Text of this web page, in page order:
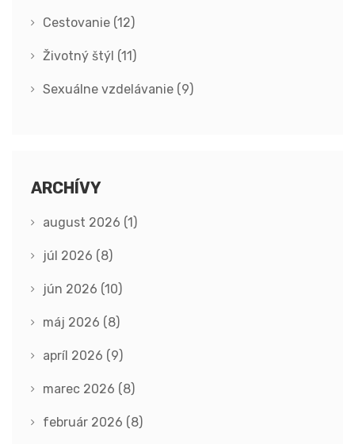
Cestovanie (12)
Životný štýl (11)
Sexuálne vzdelávanie (9)
ARCHÍVY
august 2026 (1)
júl 2026 (8)
jún 2026 (10)
máj 2026 (8)
apríl 2026 (9)
marec 2026 (8)
február 2026 (8)